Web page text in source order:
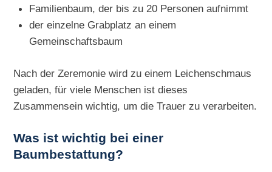
Familienbaum, der bis zu 20 Personen aufnimmt
der einzelne Grabplatz an einem
Gemeinschaftsbaum
Nach der Zeremonie wird zu einem Leichenschmaus
geladen, für viele Menschen ist dieses
Zusammensein wichtig, um die Trauer zu verarbeiten.
Was ist wichtig bei einer
Baumbestattung?